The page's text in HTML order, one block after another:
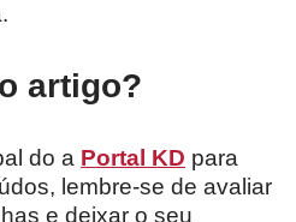
artigo?
do a Portal KD para
lembre-se de avaliar
e deixar o seu